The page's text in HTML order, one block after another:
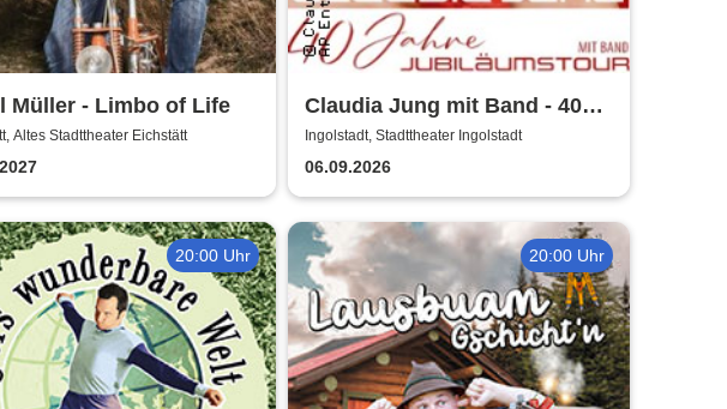
Müller - Limbo of Life
Altes Stadttheater Eichstätt
Claudia Jung mit Band - 40
Jahre Jubiläumstour
Ingolstadt, Stadttheater Ingolstadt
06.09.2026
20:00 Uhr 20:00 Uhr